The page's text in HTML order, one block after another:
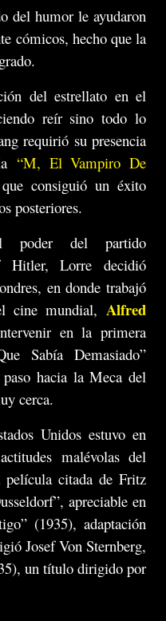
del humor le ayudaron
cómicos, hecho que la
del estrellato en el
reír sino todo lo
requirió su presencia
“M, El Vampiro De
consiguió un éxito
posteriores.
poder del partido
Hitler, Lorre decidió
en donde trabajó
cine mundial, Alfred
en la primera
Sabía Demasiado”
hacia la Meca del
cerca.
Unidos estuvo en
malévolas del
película citada de Fritz
apreciable en
(1935), adaptación
Josef Von Sternberg,
un título dirigido por